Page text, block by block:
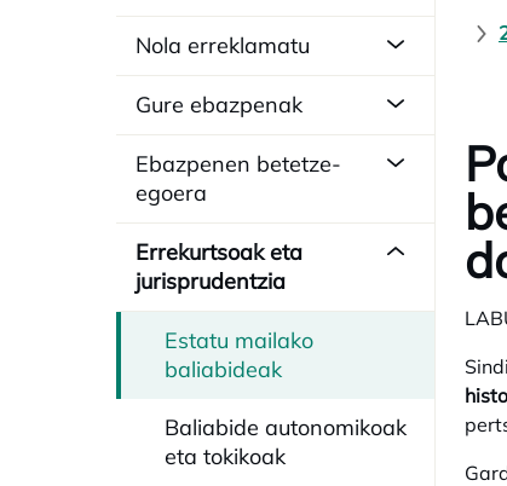
Nola erreklamatu
Gure ebazpenak
Ebazpenen betetze-
egoera
Errekurtsoak eta
jurisprudentzia
Estatu mailako
baliabideak
Baliabide autonomikoak
eta tokikoak